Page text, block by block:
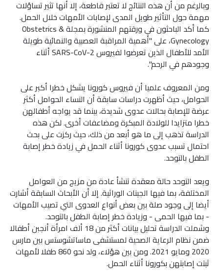
وبالرغم من أن هذه النتائج لا تعتبر قاطعة، إلا أنها تثير تساؤلات
مهمة حول التأثير طويل المدى لإصابات الأمهات خلال الحمل.
كما أكد الباحثون في ورقتهم المنشورة بمجلة Obstetrics &
Gynecology، على "أهمية المراقبة العصبية والنمائية طويلة
الأمد للأطفال الذين تعرضوا لفيروس SARS-CoV-2 أثناء
وجودهم في الرحم".
ومن المعروف علميا أن فيروس كورونا يشكل خطرا أكبر على
الحوامل، حيث أظهرت دراسات سابقة أن النساء الحوامل أكثر
عرضة للإصابة بحالات عدوى شديدة، بينما قد يواجه أطفالهن
خطرا متزايدا للولادة المبكرة ومضاعفات أخرى. لكن هذه
الدراسة تذهب إلى ما هو أبعد من ذلك، حيث ركزت على بحث
احتمال تسبب عدوى كورونا أثناء الحمل في زيادة خطر إصابة
الطفل بالتوحد.
ويعد التوحد حالة معقدة تنشأ عادة من مزيج من العوامل
المختلفة، بما فيها الجينات الوراثية. إلا أن الأبحاث السابقة أشارت
أيضا إلى وجود صلة بين بعض أنواع العدوى التي تصيب الأمهات
- بما فيها الحمى - وزيادة خطر إصابة الطفل بالتوحد.
وشملت الدراسة تحليل بيانات أكثر من 18 ألف امرأة أنجبن أطفالا
ضمن نظام الرعاية الصحية لمستشفى ماساتشوستس بين مارس
2020 ومايو 2021. ومن بين هؤلاء، ولد نحو 860 طفلا لأمهات
ثبتت إصابتهن بكورونا أثناء الحمل.